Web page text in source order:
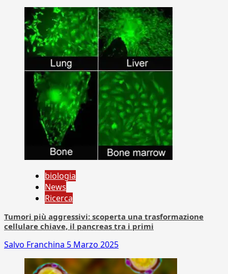
biologia
News
Ricerca
Tumori più aggressivi: scoperta una trasformazione
cellulare chiave, il pancreas tra i primi
Salvo Franchina 5 Marzo 2025